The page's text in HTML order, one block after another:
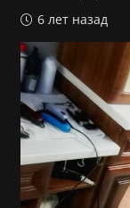
6 лет назад